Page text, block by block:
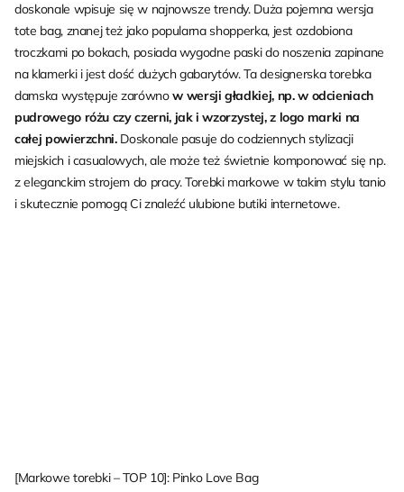
doskonale wpisuje się w najnowsze trendy. Duża pojemna wersja
tote bag, znanej też jako popularna shopperka, jest ozdobiona
troczkami po bokach, posiada wygodne paski do noszenia zapinane
na klamerki i jest dość dużych gabarytów. Ta designerska torebka
damska występuje zarównow wersji gładkiej, np. w odcieniach
pudrowego różu czy czerni, jak i wzorzystej, z logo marki na
całej powierzchni. Doskonale pasuje do codziennych stylizacji
miejskich i casualowych, ale może też świetnie komponować się np.
z eleganckim strojem do pracy. Torebki markowe w takim stylu tanio
i skutecznie pomogą Ci znaleźć ulubione butiki internetowe.
[Markowe torebki – TOP 10]: Pinko Love Bag